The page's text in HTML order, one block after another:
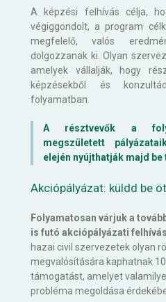
A képzési felhívás célja,
végiggondolt, a program
megfelelő, valós
dolgozzanak ki. Olyan
amelyek vállalják, hogy
képzésekből és
folyamatban.
A résztvevők a
megszületett
elején nyújthatják majd
Akciópályázat: küldd be
Folyamatosan várjuk a
is futó akciópályázati
hazai civil szervezetek olyan
megvalósítására kaphatnak
támogatást, amelyet
probléma megoldása